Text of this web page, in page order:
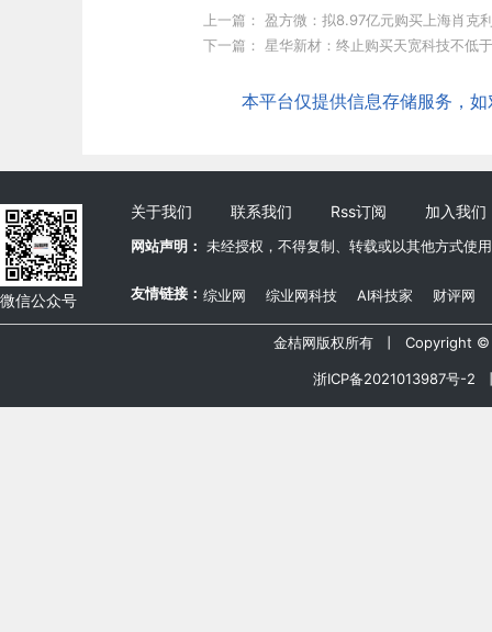
上一篇： 盈方微：拟8.97亿元购买上海肖克
下一篇： 星华新材：终止购买天宽科技不低
本平台仅提供信息存储服务，
微信公众号
关于我们 联系我们 Rss订阅 加入我们
网站声明： 未经授权，不得复制、转载或以其他方式使
友情链接： 综业网 综业网科技 AI科技家 财评网
金桔网版权所有 丨 Copyright ©
浙ICP备2021013987号-2